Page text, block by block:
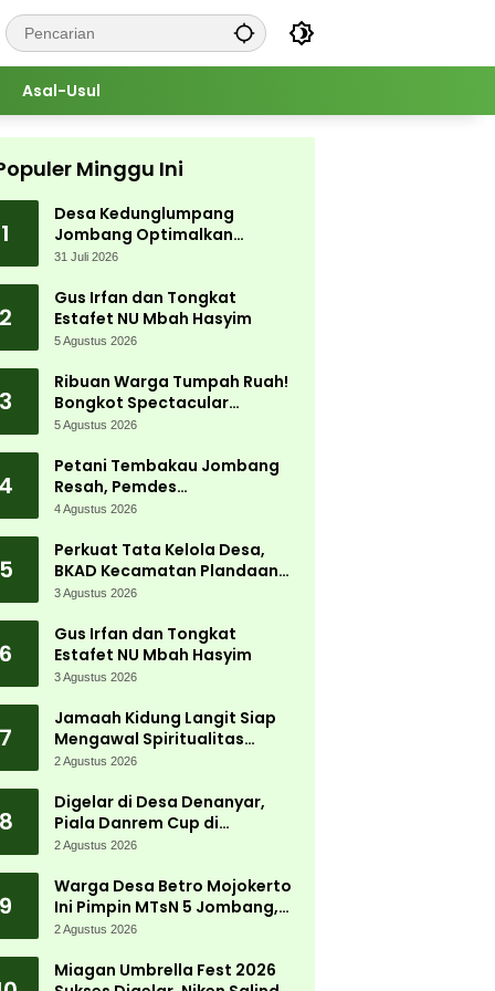
Asal-Usul
Minggu Ini
1
Desa Kedunglumpang
Jombang Optimalkan
Singkong Lokal, Warga Diajari
31 Juli 2026
2
Gus Irfan dan Tongkat
Estafet NU Mbah Hasyim
5 Agustus 2026
3
Ribuan Warga Tumpah Ruah!
Bongkot Spectacular
Carnival 2026 Jadi Pesta
Peterongan
5 Agustus 2026
4
Petani Tembakau Jombang
Resah, Pemdes
Tanjungwadung dan Disperta
4 Agustus 2026
5
Perkuat Tata Kelola Desa,
BKAD Kecamatan Plandaan
Gelar Pelatihan Aparatur
3 Agustus 2026
6
Gus Irfan dan Tongkat
Estafet NU Mbah Hasyim
3 Agustus 2026
7
Jamaah Kidung Langit Siap
Mengawal Spiritualitas
Muktamar NU
2 Agustus 2026
8
Digelar di Desa Denanyar,
Piala Danrem Cup di
Jombang Fokus Cetak Bibit
2 Agustus 2026
9
Warga Desa Betro Mojokerto
Ini Pimpin MTsN 5 Jombang,
Kembali Mengabdi di
2 Agustus 2026
Miagan Umbrella Fest 2026